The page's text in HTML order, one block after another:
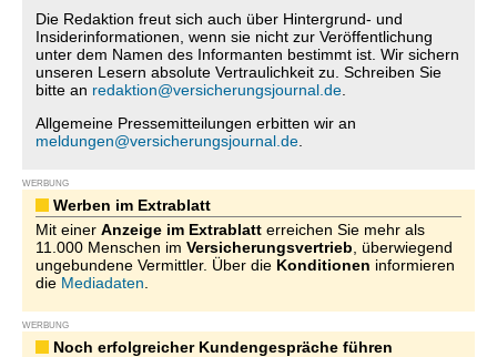
Die Redaktion freut sich auch über Hintergrund- und
Insiderinformationen, wenn sie nicht zur Veröffentlichung
unter dem Namen des Informanten bestimmt ist. Wir sichern
unseren Lesern absolute Vertraulichkeit zu. Schreiben Sie
bitte an redaktion@versicherungsjournal.de
Allgemeine Pressemitteilungen erbitten wir an
meldungen@versicherungsjournal.de
WERBUNG
Werben im Extrablatt
Mit einer Anzeige im Extrablatt erreichen Sie mehr als
11.000 Menschen im Versicherungsvertrieb , überwiegend
ungebundene Vermittler. Über die Konditionen informieren
die Mediadaten
WERBUNG
Noch erfolgreicher Kundengespräche führen